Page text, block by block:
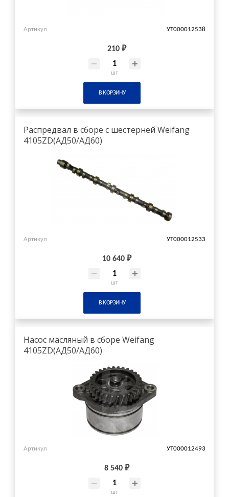
Артикул УТ000012538
210 ₽
шт
В КОРЗИНУ
Распредвал в сборе с шестерней Weifang
4105ZD(АД50/АД60)
Артикул УТ000012533
10 640 ₽
шт
В КОРЗИНУ
Насос масляный в сборе Weifang
4105ZD(АД50/АД60)
Артикул УТ000012493
8 540 ₽
шт